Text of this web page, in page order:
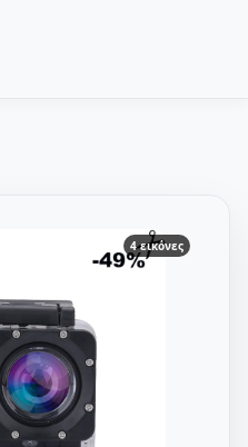
4 εικόνες